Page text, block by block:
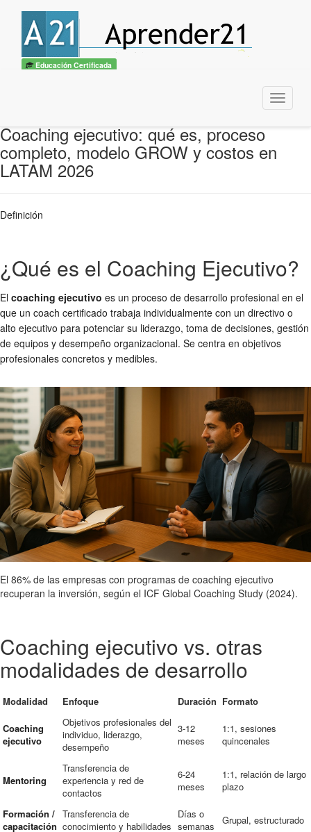
Educación Certificada
Menu
Coaching ejecutivo: qué es, proceso
completo, modelo GROW y costos en
LATAM 2026
Definición
¿Qué es el Coaching Ejecutivo?
El coaching ejecutivo es un proceso de desarrollo profesional en el
que un coach certificado trabaja individualmente con un directivo o
alto ejecutivo para potenciar su liderazgo, toma de decisiones, gestión
de equipos y desempeño organizacional. Se centra en objetivos
profesionales concretos y medibles.
El 86% de las empresas con programas de coaching ejecutivo
recuperan la inversión, según el ICF Global Coaching Study (2024).
Coaching ejecutivo vs. otras
modalidades de desarrollo
Modalidad Enfoque Duración Formato
Coaching
ejecutivo
Objetivos profesionales del
individuo, liderazgo,
desempeño
3-12
meses
1:1, sesiones
quincenales
Mentoring
Transferencia de
experiencia y red de
contactos
6-24
meses
1:1, relación de largo
plazo
Formación /
capacitación
Transferencia de
conocimiento y habilidades
Días o
semanas
Grupal, estructurado